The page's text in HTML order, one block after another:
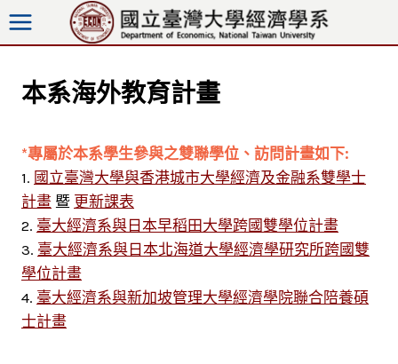
跳
至
本系海外教育計畫
*專屬於本系學生參與之雙聯學位、訪問計畫如下:
1. 國立臺灣大學與香港城市大學經濟及金融系雙學士
計畫 暨 更新課表
2. 臺大經濟系與日本早稻田大學跨國雙學位計畫
3. 臺大經濟系與日本北海道大學經濟學研究所跨國雙
學位計畫
4. 臺大經濟系與新加坡管理大學經濟學院聯合陪養碩
士計畫